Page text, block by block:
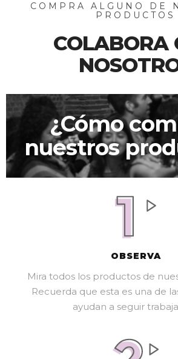
COMPRA ALGUNO DE
PRODUCTOS
COLABORA
¿Cómo
nuestros
OBSERVA
Mira todos los productos de
Recuerda que esta es una de
ayudan a seguir